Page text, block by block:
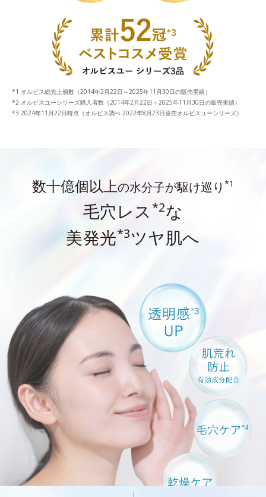
オルビス総売上個数（2014年2月22日～2025年11月30日の販売実績）
オルビスユーシリーズ購入者数（2014年2月22日～2025年11月30日の販売実績）
2024年11月22日時点（オルビス調べ 2022年8月23日発売オルビスユーシリーズ）
数十億個以上の水分子が駆け巡り *1
毛穴レス *2な
美発光*3ツヤ肌へ